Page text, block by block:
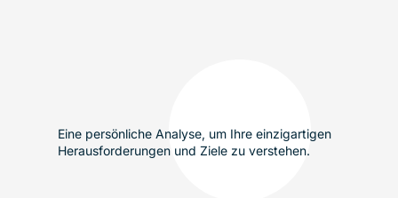
Eine persönliche Analyse, um Ihre einzigartigen
Herausforderungen und Ziele zu verstehen.